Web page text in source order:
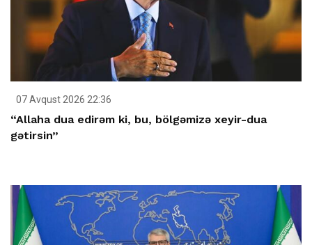
07 Avqust 2026 22:36
“Allaha dua edirəm ki, bu, bölgəmizə xeyir-dua
gətirsin”